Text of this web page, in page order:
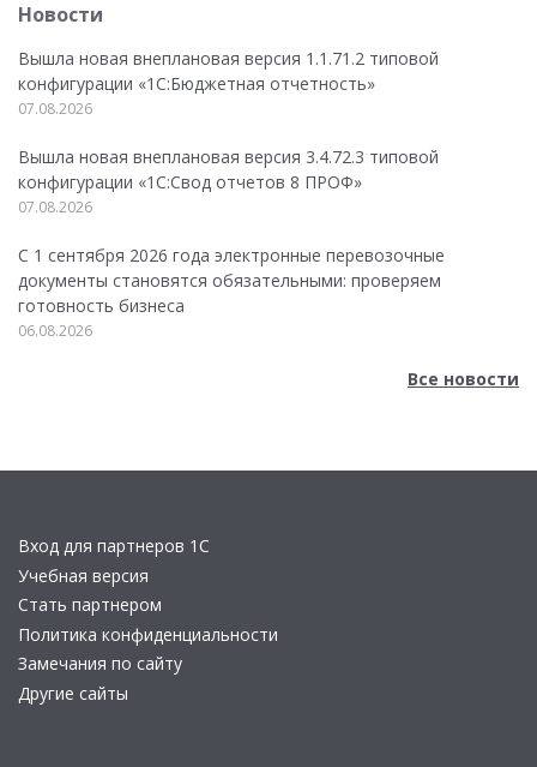
Новости
Вышла новая внеплановая версия 1.1.71.2 типовой
конфигурации «1C:Бюджетная отчетность»
07.08.2026
Вышла новая внеплановая версия 3.4.72.3 типовой
конфигурации «1C:Свод отчетов 8 ПРОФ»
07.08.2026
С 1 сентября 2026 года электронные перевозочные
документы становятся обязательными: проверяем
готовность бизнеса
06.08.2026
Все новости
Вход для партнеров 1С
Учебная версия
Стать партнером
Политика конфиденциальности
Замечания по сайту
Другие сайты